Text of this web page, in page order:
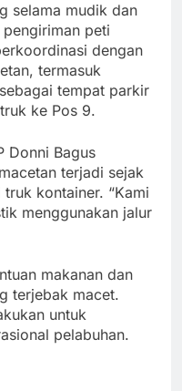
selama mudik dan
peti
dengan
termasuk
tempat parkir
ke Pos 9.
Donni Bagus
terjadi sejak
kontainer. “Kami
menggunakan jalur
makanan dan
terjebak macet.
untuk
pelabuhan.